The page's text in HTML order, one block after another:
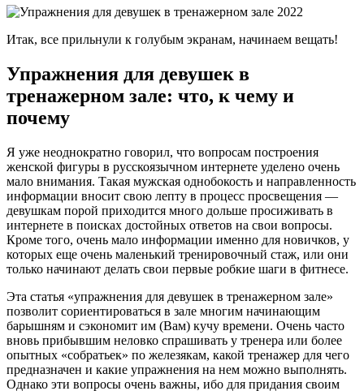
Итак, все прильнули к голубым экранам, начинаем вещать!
Упражнения для девушек в
тренажерном зале: что, к чему и
почему
Я уже неоднократно говорил, что вопросам построения
женской фигуры в русскоязычном интернете уделено очень
мало внимания. Такая мужская однобокость и направленность
информации вносит свою лепту в процесс просвещения —
девушкам порой приходится много дольше просиживать в
интернете в поисках достойных ответов на свои вопросы.
Кроме того, очень мало информации именно для новичков, у
которых еще очень маленький тренировочный стаж, или они
только начинают делать свои первые робкие шаги в фитнесе.
Эта статья «упражнения для девушек в тренажерном зале»
позволит сориентироваться в зале многим начинающим
барышням и сэкономит им (Вам) кучу времени. Очень часто
вновь прибывшим неловко спрашивать у тренера или более
опытных «собратьек» по железякам, какой тренажер для чего
предназначен и какие упражнения на нем можно выполнять.
Однако эти вопросы очень важны, ибо для придания своим